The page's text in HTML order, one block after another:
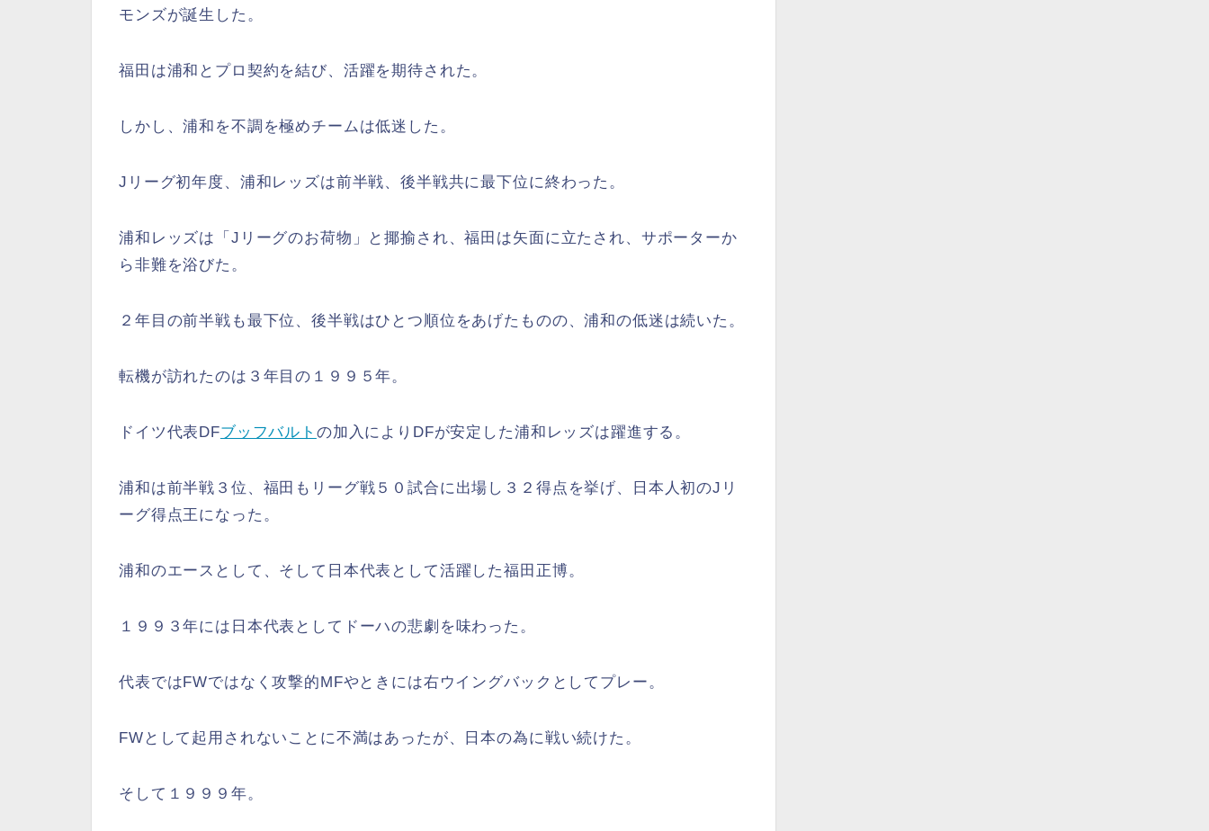
モンズが誕生した。
福田は浦和とプロ契約を結び、活躍を期待された。
しかし、浦和を不調を極めチームは低迷した。
Jリーグ初年度、浦和レッズは前半戦、後半戦共に最下位に終わった。
浦和レッズは「Jリーグのお荷物」と揶揄され、福田は矢面に立たされ、サポーターか
ら非難を浴びた。
２年目の前半戦も最下位、後半戦はひとつ順位をあげたものの、浦和の低迷は続いた。
転機が訪れたのは３年目の１９９５年。
ドイツ代表DFブッフバルト の加入によりDFが安定した浦和レッズは躍進する。
浦和は前半戦３位、福田もリーグ戦５０試合に出場し３２得点を挙げ、日本人初のJリ
ーグ得点王になった。
浦和のエースとして、そして日本代表として活躍した福田正博。
１９９３年には日本代表としてドーハの悲劇を味わった。
代表ではFWではなく攻撃的MFやときには右ウイングバックとしてプレー。
FWとして起用されないことに不満はあったが、日本の為に戦い続けた。
そして１９９９年。